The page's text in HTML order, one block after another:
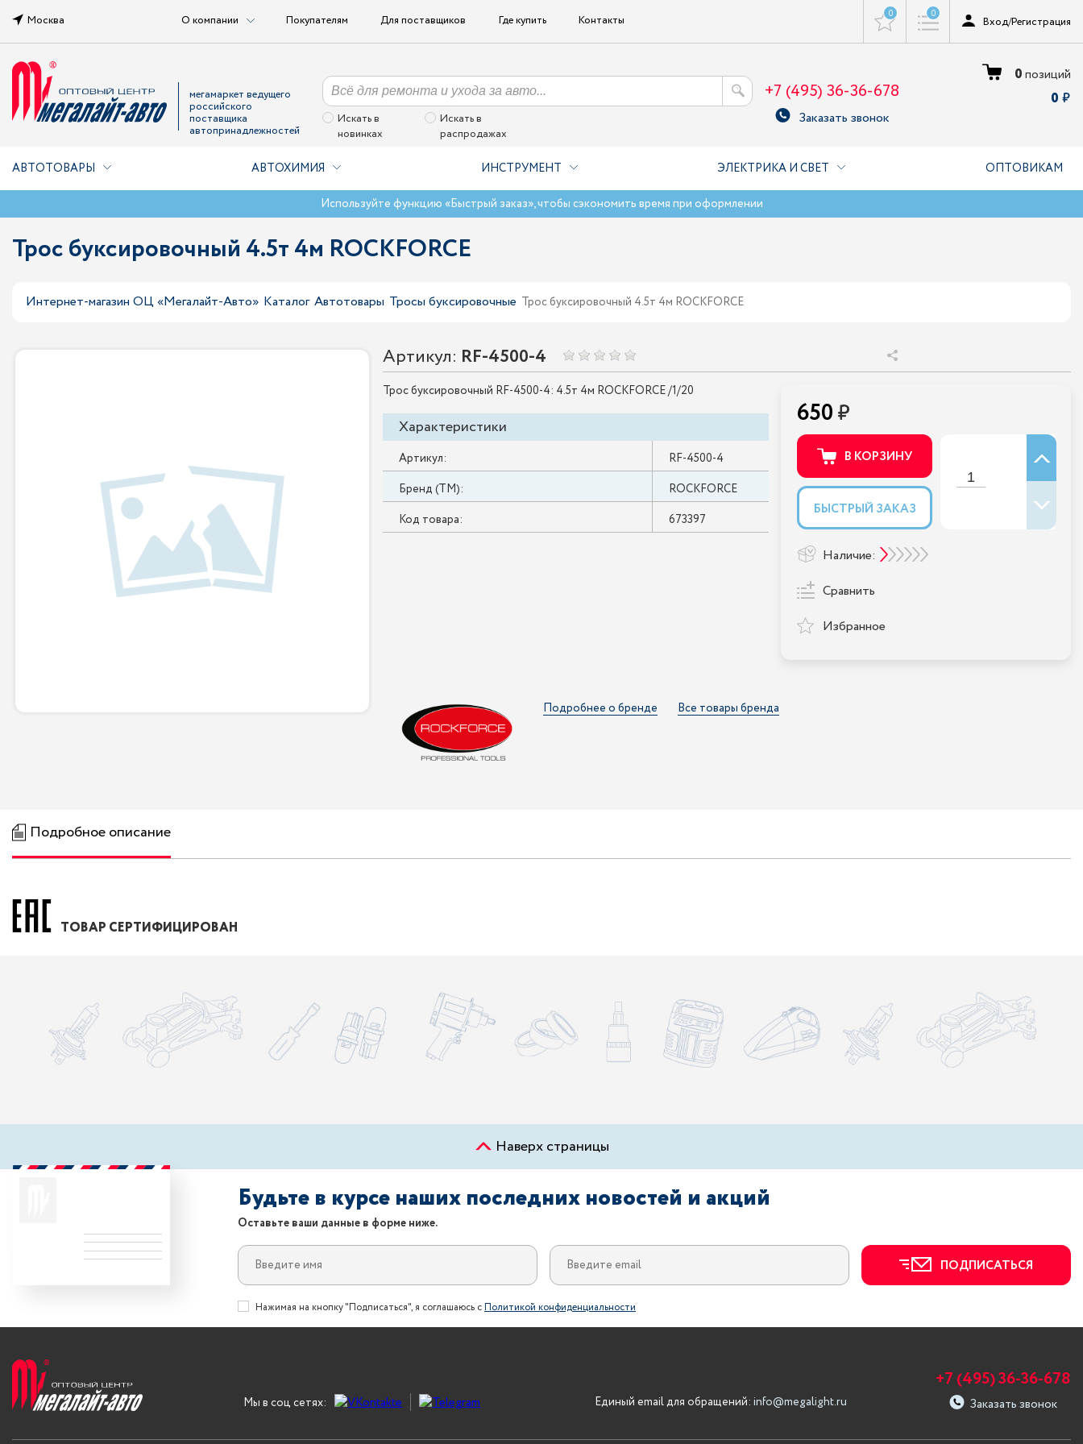
Москва О компании Покупателям Для поставщиков Где купить Контакты 0 0
Вход/Регистрация
мегамаркет ведущего
российского
поставщика
автопринадлежностей
Искать в
новинках
Искать в
распродажах
+7 (495) 36-36-678
Заказать звонок
0позиций
0
АВТОТОВАРЫ АВТОХИМИЯ ИНСТРУМЕНТ ЭЛЕКТРИКА И СВЕТ ОПТОВИКАМ
Используйте функцию «Быстрый заказ», чтобы сэкономить время при оформлении
Трос буксировочный 4.5т 4м ROCKFORCE
Интернет-магазин ОЦ «Мегалайт-Авто» Каталог Автотовары Тросы буксировочные Трос буксировочный 4.5т 4м ROCKFORCE
Артикул: RF-4500-4
Трос буксировочный RF-4500-4: 4.5т 4м ROCKFORCE /1/20
Характеристики
Артикул:
RF-4500-4
Бренд (ТМ):
ROCKFORCE
Код товара:
673397
650
В КОРЗИНУ
БЫСТРЫЙ ЗАКАЗ
Наличие:
Сравнить
Избранное
Подробнее о бренде Все товары бренда
Подробное описание
ТОВАР СЕРТИФИЦИРОВАН
Наверх страницы
Будьте в курсе наших последних новостей и акций
Оставьте ваши данные в форме ниже.
ПОДПИСАТЬСЯ
Нажимая на кнопку "Подписаться", я соглашаюсь сПолитикой конфиденциальности
Мы в соц сетях: Единый email для обращений: info@megalight.ru
+7 (495) 36-36-678
Заказать звонок